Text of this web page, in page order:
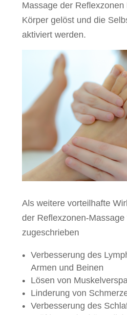
Massage der Reflexzonen
Körper gelöst und die
aktiviert werden.
Als weitere vorteilhafte
der Reflexzonen-Massage
zugeschrieben
Verbesserung des
Armen und Beinen
Lösen von
Linderung von
Verbesserung des